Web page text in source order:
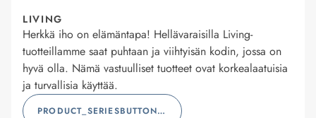
LIVING
Herkkä iho on elämäntapa! Hellävaraisilla Living-
tuotteillamme saat puhtaan ja viihtyisän kodin, jossa on
hyvä olla. Nämä vastuulliset tuotteet ovat korkealaatuisia
ja turvallisia käyttää.
PRODUCT_SERIESBUTTONLABEL